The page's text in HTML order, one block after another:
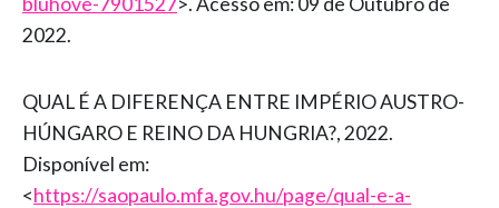
2022.
QUAL É A DIFERENÇA ENTRE IMPÉRIO AUSTRO-
HÚNGARO E REINO DA HUNGRIA?, 2022.
Disponível em:
<https://saopaulo.mfa.gov.hu/page/qual-e-a-